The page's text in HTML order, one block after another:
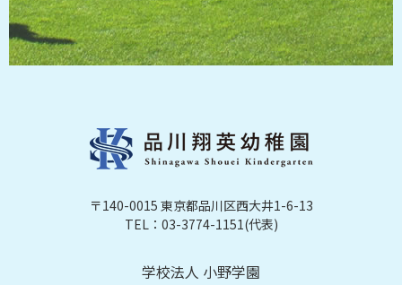
〒140-0015 東京都品川区西大井1-6-13
TEL：03-3774-1151(代表)
学校法人 小野学園